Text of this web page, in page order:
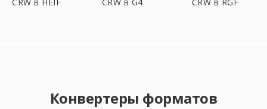
Конвертеры форматов